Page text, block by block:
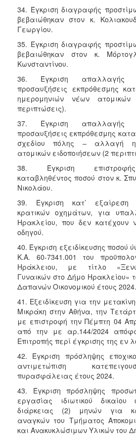
34. Έγκριση διαγραφής
βεβαιώθηκαν στον κ.
Γεωργίου.
35. Έγκριση διαγραφής
βεβαιώθηκαν στον κ.
Κωνσταντίνου.
36. Έγκριση απαλλαγής
προσαυξήσεις εκπρόθεσμης
ημερομηνιών νέων ατομικών
περιπτώσεις).
37. Έγκριση απαλλαγής
προσαυξήσεις εκπρόθεσμης
σχεδίου πόλης – αλλαγή
ατομικών ειδοποιήσεων (2
38. Έγκριση
καταβληθέντος ποσού στον κ.
Νικολάου.
39. Έγκριση κατ’ εξαίρεση
κρατικών οχημάτων, για
Ηρακλείου, που δεν κατέχουν
οδηγού.
40. Έγκριση εξειδίκευσης ποσού
Κ.Α. 60-7341.001 του
Ηράκλειου, με τίτλο
Γυναικών στο Δήμο Ηρακλείου»
Δαπανών Οικονομικού έτους 2024.
41. Εξειδίκευση για την
Μικράκη στην Αθήνα, την
με επιστροφή την Πέμπτη 04
από την με αρ.144/2024
Επιτροπής περί έγκρισης της εν
42. Έγκριση πρόσληψης
αντιμετώπιση
πυρασφάλειας έτους 2024.
43. Έγκριση πρόσληψης
εργασίας ιδιωτικού δικαίου
διάρκειας (2) μηνών για
αναγκών του Τμήματος
και Ανακυκλώσιμων Υλικών του